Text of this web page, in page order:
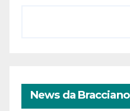
News da Bracciano